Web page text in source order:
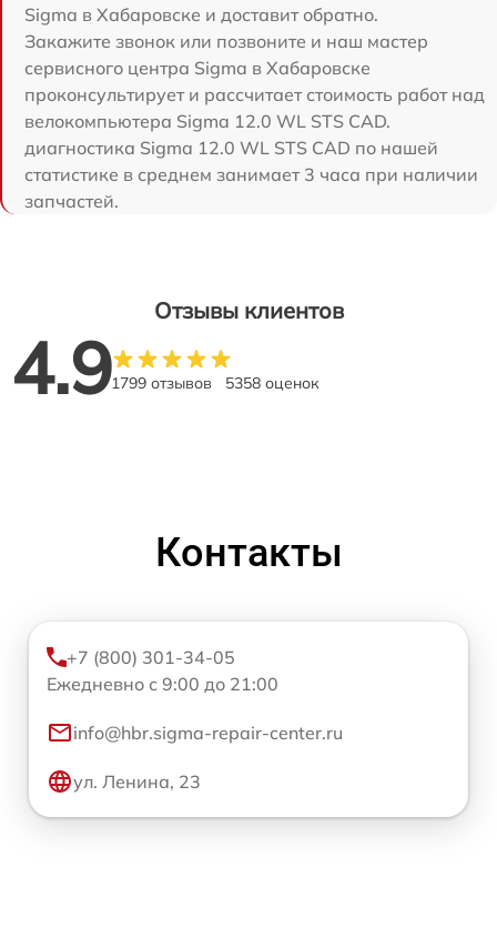
Sigma в Хабаровске и доставит обратно.
Закажите звонок или позвоните и наш мастер
сервисного центра Sigma в Хабаровске
проконсультирует и рассчитает стоимость работ над
велокомпьютера Sigma 12.0 WL STS CAD.
диагностика Sigma 12.0 WL STS CAD по нашей
статистике в среднем занимает 3 часа при наличии
запчастей.
Отзывы клиентов
4.91799 отзывов 5358 оценок
Контакты
+7 (800) 301-34-05
Ежедневно с 9:00 до 21:00
info@hbr.sigma-repair-center.ru
ул. Ленина, 23